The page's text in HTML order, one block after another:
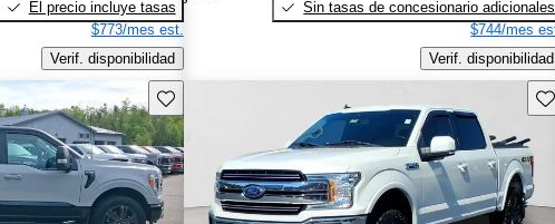
El precio incluye tasas
$773/mes est.
Verif. disponibilidad
Sin tasas de concesionario adicionales
$744/mes
Verif. disponibilidad
Guarda este Aviso